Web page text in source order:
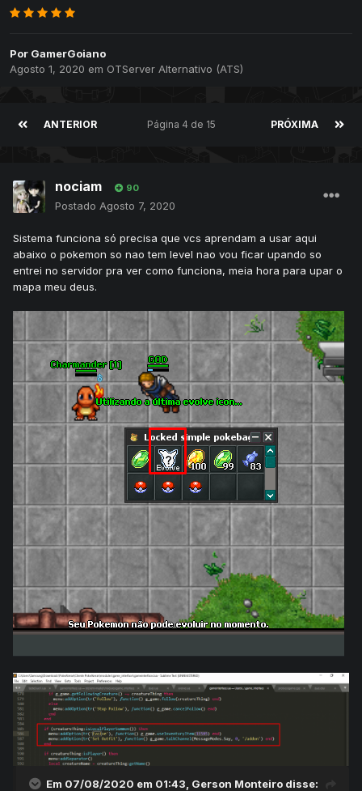
Por GamerGoiano
Agosto 1, 2020 em OTServer Alternativo (ATS)
ANTERIOR PRÓXIMA
Página 4 de 15
nociam 90
Postado Agosto 7, 2020
Sistema funciona só precisa que vcs aprendam a usar aqui
abaixo o pokemon so nao tem level nao vou ficar upando so
entrei no servidor pra ver como funciona, meia hora para upar o
mapa meu deus.
Em 07/08/2020 em 01:43, Gerson Monteiro disse: